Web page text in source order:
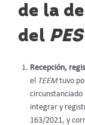
de la
del PES
Recepción,
el
TEEMtuvo
circunstanciado
integrar y
163/2021, y